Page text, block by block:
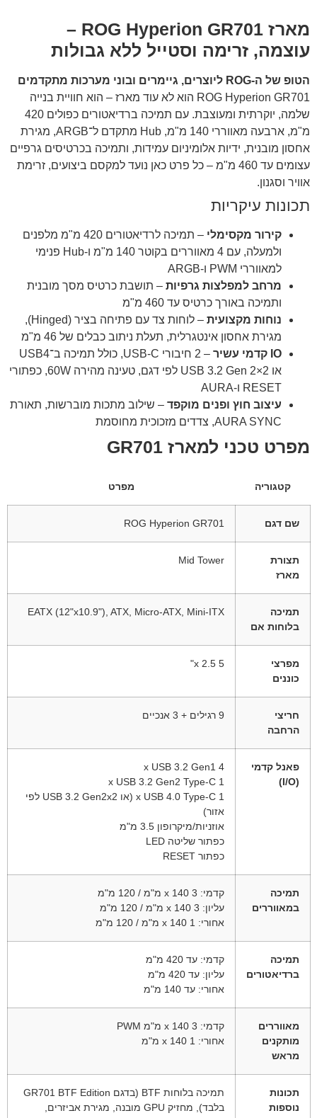
מארז ROG Hyperion GR701 –
עוצמה, זרימה וסטייל ללא גבולות
הטופ של ה-ROG ליוצרים, גיימרים ובוני מערכות מתקדמים
ROG Hyperion GR701 הוא לא עוד מארז – הוא חוויית בנייה
שלמה, יוקרתית ומעוצבת. עם תמיכה ברדיאטורים כפולים 420
מ"מ, ארבעה מאווררי 140 מ"מ, Hub מתקדם ל־ARGB, מגירת
אחסון מובנית, ידיות אלומיניום עמידות, ותמיכה בכרטיסים גרפיים
עצומים עד 460 מ"מ – כל פרט כאן נועד למקסם ביצועים, זרימת
אוויר וסגנון.
תכונות עיקריות
קירור מקסימלי
– תמיכה לרדיאטורים 420 מ"מ מלפנים
ולמעלה, עם 4 מאווררים בקוטר 140 מ"מ ו-Hub פנימי
למאווררי PWM ו-ARGB
מרחב למפלצות גרפיות – תושבת כרטיס מסך מובנית
ותמיכה באורך כרטיס עד 460 מ"מ
נוחות מקצועית
– לוחות צד עם פתיחה בציר (Hinged),
מגירת אחסון אינטגרלית, תעלת ניתוב כבלים של 46 מ"מ
IO קדמי עשיר
– 2 חיבורי USB-C, כולל תמיכה ב־USB4
או USB 3.2 Gen 2×2 לפי דגם, טעינה מהירה 60W, כפתורי
RESET ו-AURA
עיצוב חוץ ופנים מוקפד – שילוב מתכות מוברשות, תאורת
AURA SYNC, צדדים מזכוכית מחוסמת
מפרט טכני למארז GR701
קטגוריה מפרט
שם דגם ROG Hyperion GR701
תצורת
מארז
Mid Tower
תמיכה
בלוחות אם
EATX (12"x10.9"), ATX, Micro-ATX, Mini-ITX
מפרצי
כוננים
5 x 2.5"
חריצי
הרחבה
9 רגילים + 3 אנכיים
פאנל קדמי
(I/O)
4 x USB 3.2 Gen1
1 x USB 3.2 Gen2 Type-C
1 x USB 4.0 Type-C (או USB 3.2 Gen2x2 לפי
אזור)
אוזניות/מיקרופון 3.5 מ"מ
כפתור שליטה LED
כפתור RESET
תמיכה
במאווררים
קדמי: 3 x 140 מ"מ / 120 מ"מ
עליון: 3 x 140 מ"מ / 120 מ"מ
אחורי: 1 x 140 מ"מ / 120 מ"מ
תמיכה
ברדיאטורים
קדמי: עד 420 מ"מ
עליון: עד 420 מ"מ
אחורי: עד 140 מ"מ
מאווררים
מותקנים
מראש
קדמי: 3 x 140 מ"מ PWM
אחורי: 1 x 140 מ"מ
תכונות
נוספות
תמיכה בלוחות BTF (בדגם GR701 BTF Edition
בלבד), מחזיק GPU מובנה, מגירת אביזרים,